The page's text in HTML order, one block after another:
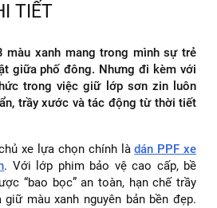
TIẾT
màu xanh mang trong mình sự trẻ
giữa phố đông. Nhưng đi kèm với
trong việc giữ lớp sơn zin luôn
trầy xước và tác động từ thời tiết
xe lựa chọn chính làdán PPF xe
. Với lớp phim bảo vệ cao cấp, bề
“bao bọc” an toàn, hạn chế trầy
màu xanh nguyên bản bền đẹp.